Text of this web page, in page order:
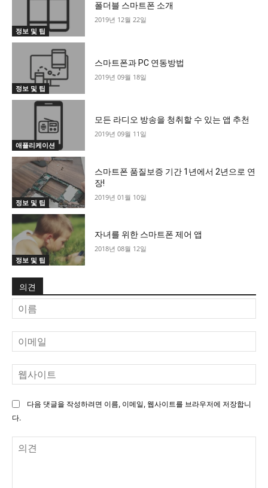
정보 및 팁
폴더블 스마트폰 소개
2019년 12월 22일
정보 및 팁
스마트폰과 PC 연동방법
2019년 09월 18일
애플리케이션
모든 라디오 방송을 청취할 수 있는 앱 추천
2019년 09월 11일
정보 및 팁
스마트폰 품질보증 기간 1년에서 2년으로 연
장!
2019년 01월 10일
정보 및 팁
자녀를 위한 스마트폰 제어 앱
2018년 08월 12일
의견
름
메
일
사
다음 댓글을 작성하려면 이름, 이메일, 웹사이트를 브라우저에 저장합니
다.